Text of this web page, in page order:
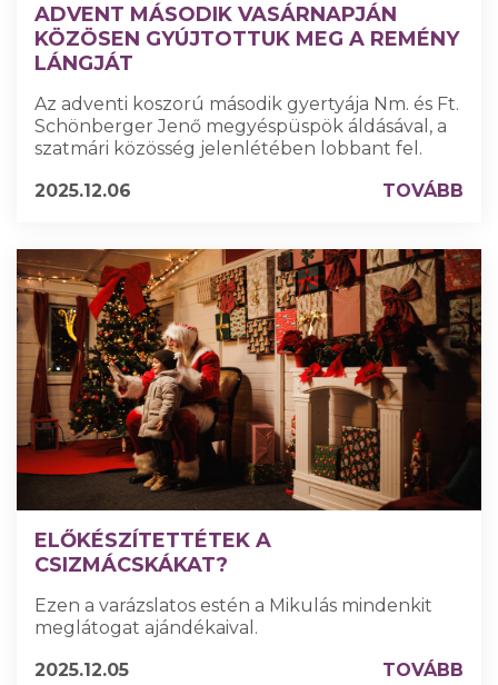
ADVENT MÁSODIK VASÁRNAPJÁN
KÖZÖSEN GYÚJTOTTUK MEG A REMÉNY
LÁNGJÁT
Az adventi koszorú második gyertyája Nm. és Ft.
Schönberger Jenő megyéspüspök áldásával, a
szatmári közösség jelenlétében lobbant fel.
2025.12.06
TOVÁBB
ELŐKÉSZÍTETTÉTEK A
CSIZMÁCSKÁKAT?
Ezen a varázslatos estén a Mikulás mindenkit
meglátogat ajándékaival.
2025.12.05
TOVÁBB